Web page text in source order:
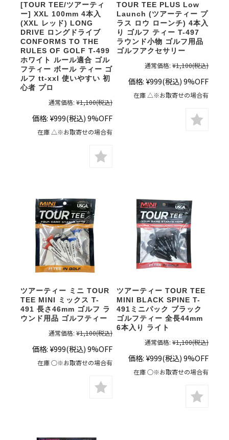
[TOUR TEE/ツアーティ
ー] XXL 100mm 4本入
(XXL レッド) LONG
DRIVE ロングドライブ
CONFORMS TO THE
RULES OF GOLF T-499
ホワイト ルール適合 ゴル
フティー ボール ティー ゴ
ルフ tt-xxl 使いやすい 初
心者 プロ
通常価格: ¥1,100(税込)
価格: ¥999(税込) 9%OFF
在庫 △※お取寄せの場合有
TOUR TEE PLUS Low
Launch (ツアーティー プ
ラス ロウ ローンチ) 4本入
り ゴルフ ティー T-497
ラウンド小物 ゴルフ用品
ゴルフアクセサリー
通常価格: ¥1,100(税込)
価格: ¥999(税込)9%OFF
在庫 △※お取寄せの場合有
ツアーティー ミニ TOUR
TEE MINI ミックス T-
491 長さ46mm ゴルフ ラ
ウンド用品 ゴルフティー
通常価格: ¥1,100(税込)
価格: ¥999(税込) 9%OFF
在庫 ○※お取寄せの場合有
ツアーティー TOUR TEE
MINI BLACK SPINE T-
491ミニパック ブラック
ゴルフティー 全長44mm
6本入り ライト
通常価格: ¥1,100(税込)
価格: ¥999(税込)9%OFF
在庫 ○※お取寄せの場合有